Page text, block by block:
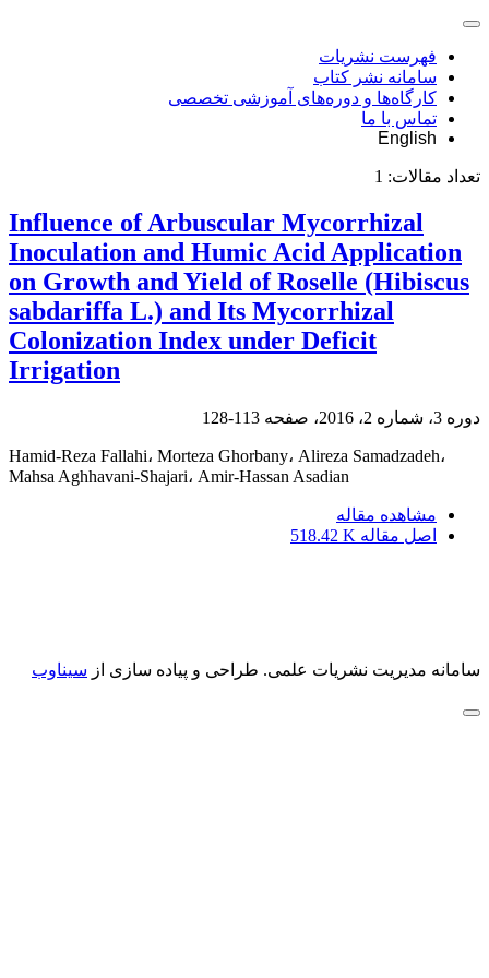
فهرست نشریات
سامانه نشر کتاب
کارگاه‌ها و دوره‌های آموزشی تخصصی
تماس با ما
English
تعداد مقالات: 1
Influence of Arbuscular Mycorrhizal
Inoculation and Humic Acid Application
on Growth and Yield of Roselle (Hibiscus
sabdariffa L.) and Its Mycorrhizal
Colonization Index under Deficit
Irrigation
دوره 3، شماره 2، 2016، صفحه 113-128
Hamid-Reza Fallahi، Morteza Ghorbany، Alireza Samadzadeh،
Mahsa Aghhavani-Shajari، Amir-Hassan Asadian
مشاهده مقاله
اصل مقاله 518.42 K
سامانه مدیریت نشریات علمی. طراحی و پیاده سازی از سیناوب